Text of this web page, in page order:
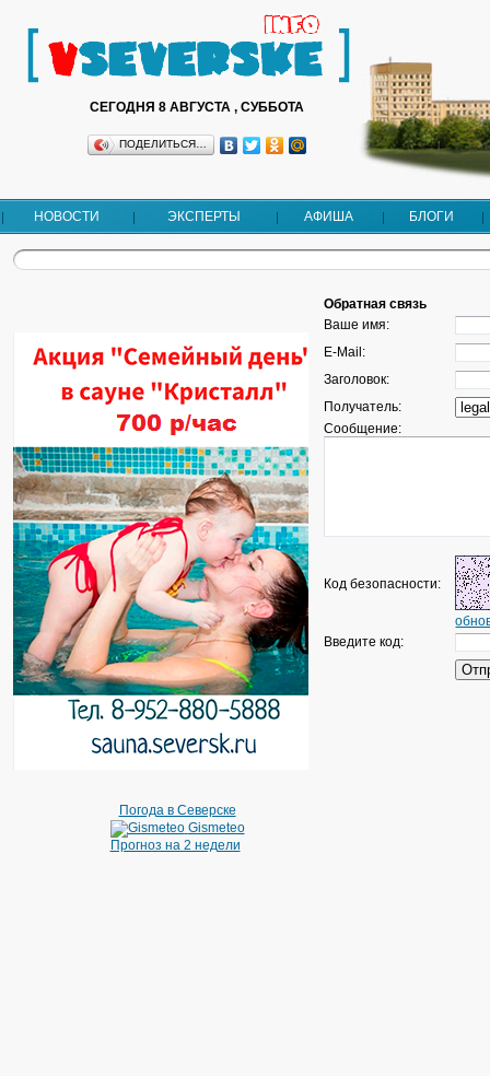
СЕГОДНЯ 8 АВГУСТА , СУББОТА
ПОДЕЛИТЬСЯ…
НОВОСТИ ЭКСПЕРТЫ АФИША БЛОГИ
Погода в Северске
Gismeteo
Прогноз на 2 недели
Обратная связь
Ваше имя:
E-Mail:
Заголовок:
Получатель:
Сообщение:
Код безопасности:
Введите код: